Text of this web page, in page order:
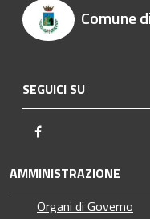
Comune
SEGUICI SU
AMMINISTRAZIONE
Organi di Governo